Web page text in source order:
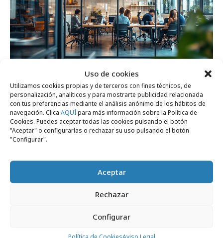
Uso de cookies
Utilizamos cookies propias y de terceros con fines técnicos, de
personalización, analíticos y para mostrarte publicidad relacionada
con tus preferencias mediante el análisis anónimo de los hábitos de
navegación. Clica AQUÍpara más información sobre la Política de
Cookies. Puedes aceptar todas las cookies pulsando el botón
"Aceptar" o configurarlas o rechazar su uso pulsando el botón
"Configurar".
Aceptar
Rechazar
Configurar
Política de CookiesAviso Legal
viernes, 22 de mayo 2026
Agencias creativas: suben salarios y
mejora la satisfacción de empleados